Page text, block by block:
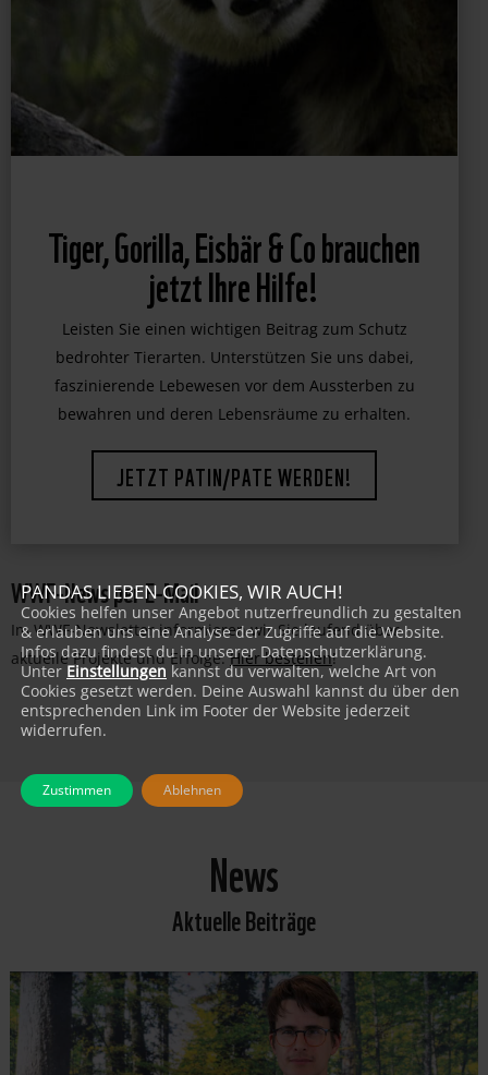
Tiger, Gorilla, Eisbär & Co brauchen
jetzt Ihre Hilfe!
Leisten Sie einen wichtigen Beitrag zum Schutz
bedrohter Tierarten. Unterstützen Sie uns dabei,
faszinierende Lebewesen vor dem Aussterben zu
JETZT PATIN/PATE WERDEN!
WWF-News per E-Mail
Im WWF-Newsletter informieren wir Sie laufend über
aktuelle Projekte und Erfolge:Hier bestellen!
News
Aktuelle Beiträge
PANDAS LIEBEN COOKIES, WIR AUCH!
Cookies helfen unser Angebot nutzerfreundlich zu gestalten
& erlauben uns eine Analyse der Zugriffe auf die Website.
Infos dazu findest du in unserer Datenschutzerklärung.
Unter Einstellungen kannst du verwalten, welche Art von
Cookies gesetzt werden. Deine Auswahl kannst du über den
entsprechenden Link im Footer der Website jederzeit
widerrufen.
Zustimmen Ablehnen